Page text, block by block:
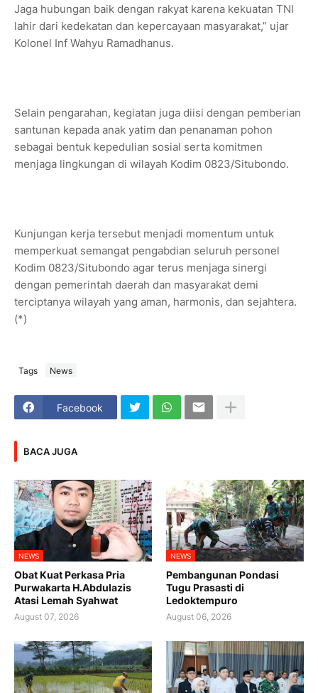
Jaga hubungan baik dengan rakyat karena kekuatan TNI
lahir dari kedekatan dan kepercayaan masyarakat,” ujar
Kolonel Inf Wahyu Ramadhanus.
Selain pengarahan, kegiatan juga diisi dengan pemberian
santunan kepada anak yatim dan penanaman pohon
sebagai bentuk kepedulian sosial serta komitmen
menjaga lingkungan di wilayah Kodim 0823/Situbondo.
Kunjungan kerja tersebut menjadi momentum untuk
memperkuat semangat pengabdian seluruh personel
Kodim 0823/Situbondo agar terus menjaga sinergi
dengan pemerintah daerah dan masyarakat demi
terciptanya wilayah yang aman, harmonis, dan sejahtera.
(*)
Tags News
Facebook
BACA JUGA
NEWS
Obat Kuat Perkasa Pria
Purwakarta H.Abdulazis
Atasi Lemah Syahwat
August 07, 2026
NEWS
Pembangunan Pondasi
Tugu Prasasti di
Ledoktempuro
August 06, 2026